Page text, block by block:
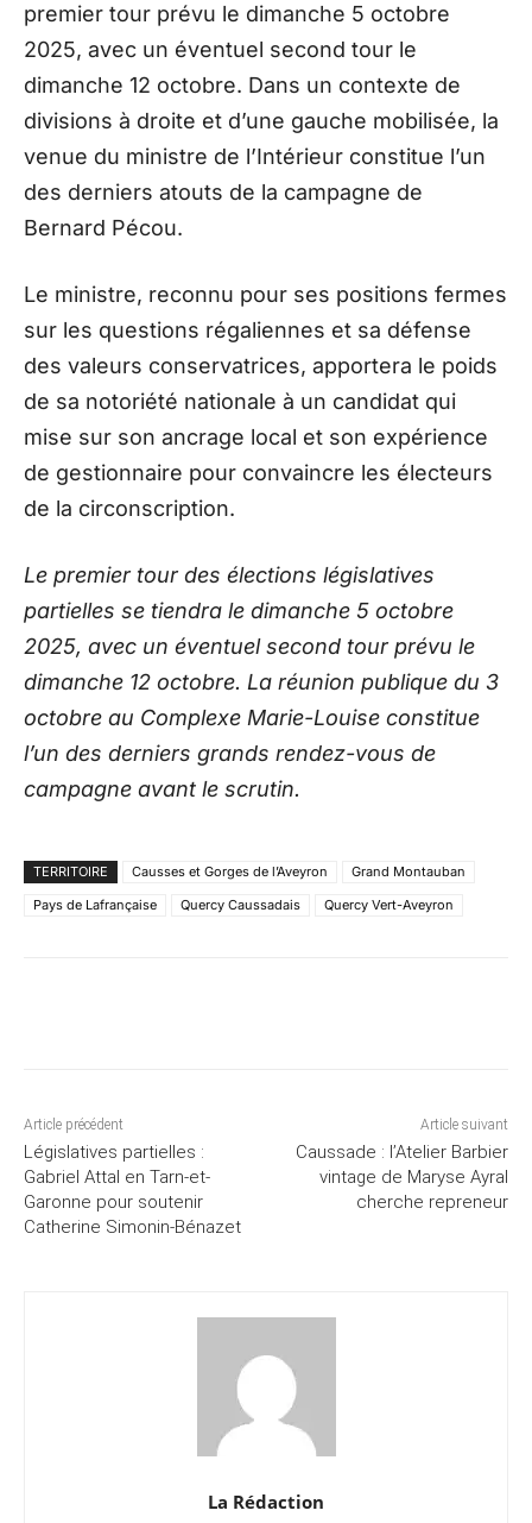
premier tour prévu le dimanche 5 octobre
2025, avec un éventuel second tour le
dimanche 12 octobre. Dans un contexte de
divisions à droite et d’une gauche mobilisée, la
venue du ministre de l’Intérieur constitue l’un
des derniers atouts de la campagne de
Bernard Pécou.
Le ministre, reconnu pour ses positions fermes
sur les questions régaliennes et sa défense
des valeurs conservatrices, apportera le poids
de sa notoriété nationale à un candidat qui
mise sur son ancrage local et son expérience
de gestionnaire pour convaincre les électeurs
de la circonscription.
Le premier tour des élections législatives
partielles se tiendra le dimanche 5 octobre
2025, avec un éventuel second tour prévu le
dimanche 12 octobre. La réunion publique du 3
octobre au Complexe Marie-Louise constitue
l’un des derniers grands rendez-vous de
campagne avant le scrutin.
TERRITOIRE Causses et Gorges de l’Aveyron
Grand Montauban
Pays de Lafrançaise
Quercy Caussadais Quercy Vert-Aveyron
Article précédent
Législatives partielles :
Gabriel Attal en Tarn-et-
Garonne pour soutenir
Catherine Simonin-Bénazet
Article suivant
Caussade : l’Atelier Barbier
vintage de Maryse Ayral
cherche repreneur
La Rédaction